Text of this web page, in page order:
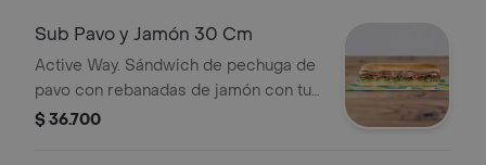
Sub Pavo y Jamón 30 Cm
Active Way. Sándwich de pechuga de
pavo con rebanadas de jamón con tu
elección de quesos, salsas y
$ 36.700